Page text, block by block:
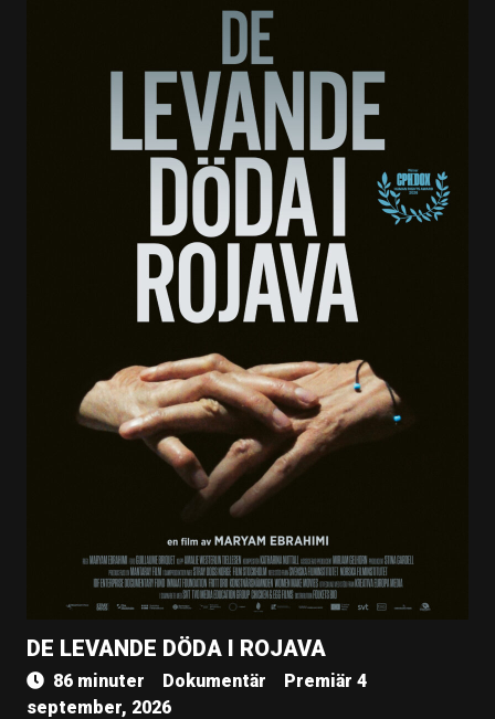
DE LEVANDE DÖDA I ROJAVA
86 minuter Dokumentär
Premiär 4
september, 2026